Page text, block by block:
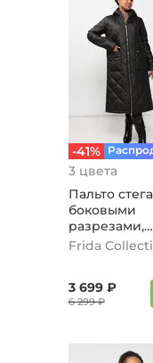
-41%
3 цвета
Пальто
боковыми
разрезами,
черный
Frida
3 699 ₽
6 299 ₽